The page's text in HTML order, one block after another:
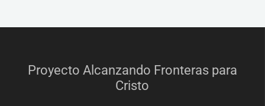
Proyecto Alcanzando Fronteras para
Cristo